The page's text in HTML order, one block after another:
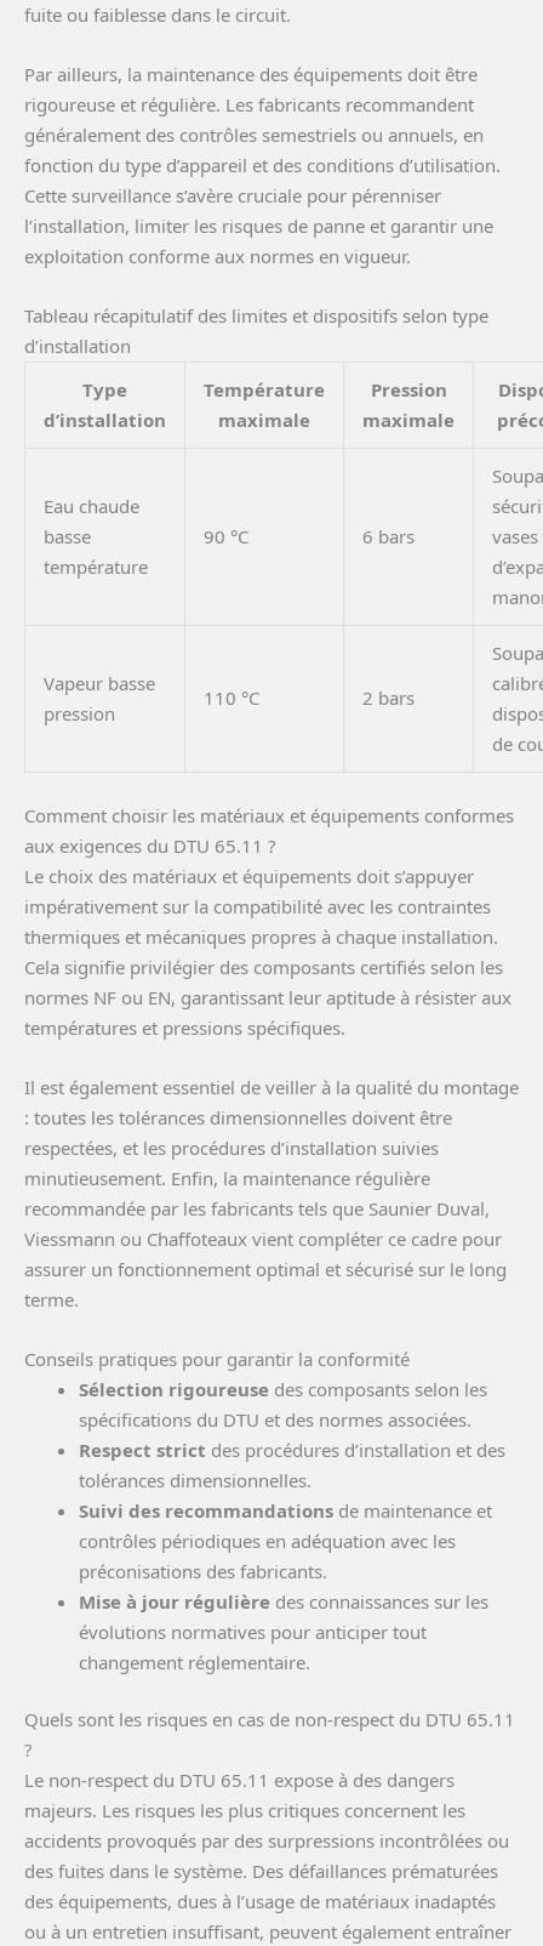
fuite ou faiblesse dans le circuit.
Par ailleurs, la maintenance des équipements doit être
rigoureuse et régulière. Les fabricants recommandent
généralement des contrôles semestriels ou annuels, en
fonction du type d’appareil et des conditions d’utilisation.
Cette surveillance s’avère cruciale pour pérenniser
l’installation, limiter les risques de panne et garantir une
exploitation conforme aux normes en vigueur.
Tableau récapitulatif des limites et dispositifs selon type
d’installation
Type
d’installation
Température
maximale
Pression
maximale
Eau chaude
basse
température
90 °C 6 bars
vases
Vapeur basse
pression
110 °C 2 bars
de
Comment choisir les matériaux et équipements conformes
aux exigences du DTU 65.11 ?
Le choix des matériaux et équipements doit s’appuyer
impérativement sur la compatibilité avec les contraintes
thermiques et mécaniques propres à chaque installation.
Cela signifie privilégier des composants certifiés selon les
normes NF ou EN, garantissant leur aptitude à résister aux
températures et pressions spécifiques.
Il est également essentiel de veiller à la qualité du montage
: toutes les tolérances dimensionnelles doivent être
respectées, et les procédures d’installation suivies
minutieusement. Enfin, la maintenance régulière
recommandée par les fabricants tels que Saunier Duval,
Viessmann ou Chaffoteaux vient compléter ce cadre pour
assurer un fonctionnement optimal et sécurisé sur le long
terme.
Conseils pratiques pour garantir la conformité
Sélection rigoureuse des composants selon les
spécifications du DTU et des normes associées.
Respect strict des procédures d’installation et des
tolérances dimensionnelles.
Suivi des recommandations de maintenance et
contrôles périodiques en adéquation avec les
préconisations des fabricants.
Mise à jour régulière des connaissances sur les
évolutions normatives pour anticiper tout
changement réglementaire.
Quels sont les risques en cas de non-respect du DTU 65.11
?
Le non-respect du DTU 65.11 expose à des dangers
majeurs. Les risques les plus critiques concernent les
accidents provoqués par des surpressions incontrôlées ou
des fuites dans le système. Des défaillances prématurées
des équipements, dues à l’usage de matériaux inadaptés
ou à un entretien insuffisant, peuvent également entraîner